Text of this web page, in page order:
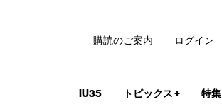
IU35 トピックス+ 特集
購読のご案内 ログイン